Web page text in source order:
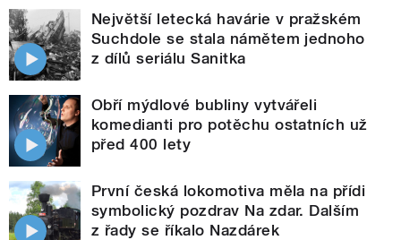
Největší letecká havárie v pražském
Suchdole se stala námětem jednoho
z dílů seriálu Sanitka
Obří mýdlové bubliny vytvářeli
komedianti pro potěchu ostatních už
před 400 lety
První česká lokomotiva měla na přídi
symbolický pozdrav Na zdar. Dalším
z řady se říkalo Nazdárek